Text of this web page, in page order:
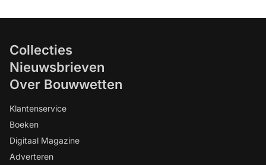
Collecties
Nieuwsbrieven
Over Bouwwetten
Klantenservice
Boeken
Digitaal Magazine
Adverteren